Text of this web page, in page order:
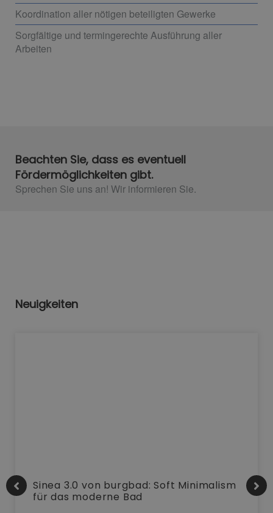
Koordination aller nötigen beteiligten Gewerke
Sorgfältige und termingerechte Ausführung aller
Arbeiten
Beachten Sie, dass es eventuell
Fördermöglichkeiten gibt.
Sprechen Sie uns an! Wir informieren Sie.
Neuigkeiten
Sinea 3.0 von burgbad: Soft Minimalism
für das moderne Bad